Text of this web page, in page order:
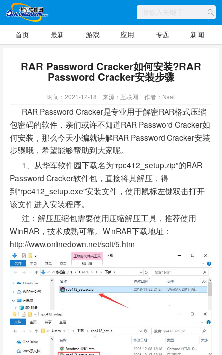
首页 最新 游戏 应用 专题 新闻
RAR Password Cracker如何安装?RAR
Password Cracker安装步骤
时间：2021-12-18 来源：互联网 作者：Neal
RAR Password Cracker是专业用于解密RAR格式压缩
包密码的软件，亲们或许不知道RAR Password Cracker如
何安装，那么今天小编就讲解RAR Password Cracker安装
步骤哦，希望能够帮助到大家呢。
1、从华军软件园下载名为“rpc412_setup.zip”的RAR
Password Cracker软件包，直接将其解压，得
到“rpc412_setup.exe”安装文件，使用鼠标左键双击打开
该文件进入安装程序。
注：解压压缩包需要使用压缩解压工具，推荐使用
WinRAR，技术成熟可靠。WinRAR下载地址：
http://www.onlinedown.net/soft/5.htm